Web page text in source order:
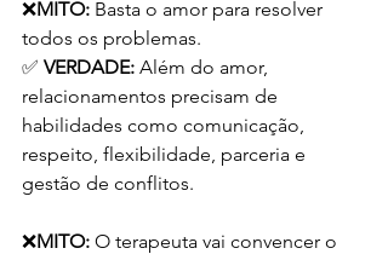
❌MITO: Basta o amor para resolver
todos os problemas.
✅ VERDADE: Além do amor,
relacionamentos precisam de
habilidades como comunicação,
respeito, flexibilidade, parceria e
gestão de conflitos.
❌MITO: O terapeuta vai convencer o